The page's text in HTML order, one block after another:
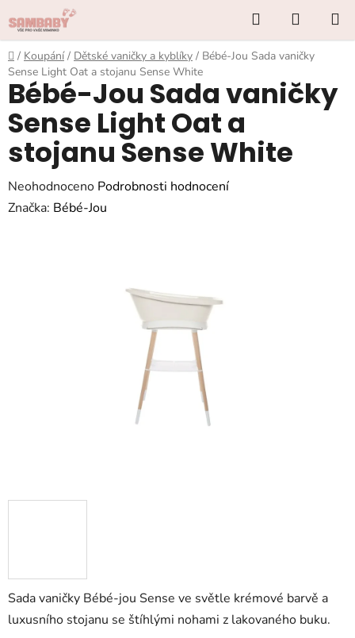
na
obsah
Hledat
KOŠÍK
Domů
/ Koupání / Dětské vaničky a kyblíky / Bébé-Jou Sada vaničky
Sense Light Oat a stojanu Sense White
Sada vaničky Bébé-jou Sense ve světle krémové barvě a
luxusního stojanu se štíhlými nohami z lakovaného buku.
Bébé-Jou Sada vaničky
Sense Light Oat a
stojanu Sense White
Průměrné
hodnocení
Neohodnoceno Podrobnosti hodnocení
Značka: Bébé-Jou